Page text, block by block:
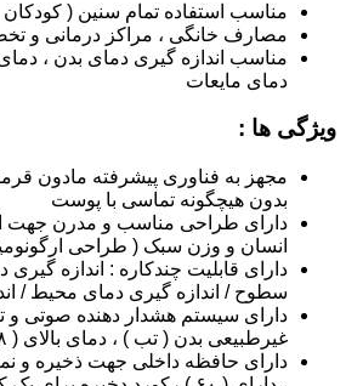
مناسب استفاده تمام سنین ( کودکان
مصارف خانگی ، مراکز درمانی و
مناسب اندازه گیری دمای بدن ،
دمای مایعات
ویژگی ها :
مجهز به فناوری پیشرفته مادون
بدون هیچگونه تماسی با پوست
دارای طراحی مناسب و مدرن جهت
انسان و وزن سبک ( طراحی
دارای قابلیت چندکاره : اندازه
سطوح / اندازه گیری دمای محیط /
دارای سیستم هشدار دهنده صوتی و
غیرطبیعی بدن ( تب ) ، دمای بالای ( ۳۸ ) درجه سانتی گراد
دارای حافظه داخلی جهت ذخیره و